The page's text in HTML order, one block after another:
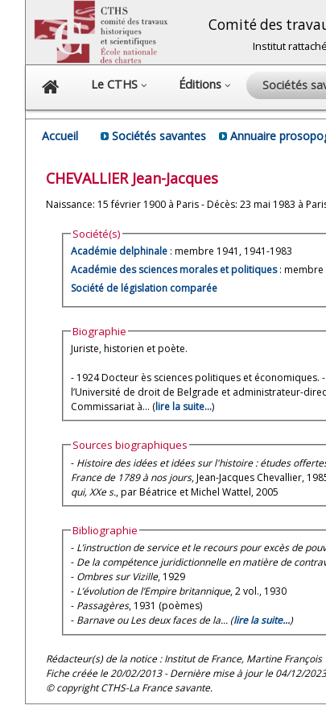
Comité des
Institut
Le CTHS Éditions Sociétés
Accueil Sociétés savantes Annuaire
CHEVALLIER Jean-Jacques
Naissance: 15 février 1900 à Paris - Décès: 23 mai 1983 à
Société(s)
Académie delphinale : membre 1941, 1941-1983
Académie des sciences morales et politiques: membre
Société de législation comparée
Biographie
Juriste, historien et poète.
- 1924 Docteur ès sciences politiques et
l’Université de droit de Belgrade et administrateur-
Commissariat à... (lire la suite...)
Sources biographiques
- Histoire des idées et idées sur l'histoire : études
France de 1789 à nos jours, Jean-Jacques Chevallier,
qui, XXe s., par Béatrice et Michel Wattel, 2005
Bibliographie
- L’instruction de service et le recours pour excès de
- De la compétence juridictionnelle en matière de
- Ombres sur Vizille, 1929
- L’évolution de l’Empire britannique, 2 vol., 1930
- Passagères, 1931 (poèmes)
- Barnave ou Les deux faces de la... (lire la suite...)
Rédacteur(s) de la notice : Institut de France, Martine François
Fiche créée le 20/02/2013 - Dernière mise à jour le 04/12/2023
© copyright CTHS-La France savante.